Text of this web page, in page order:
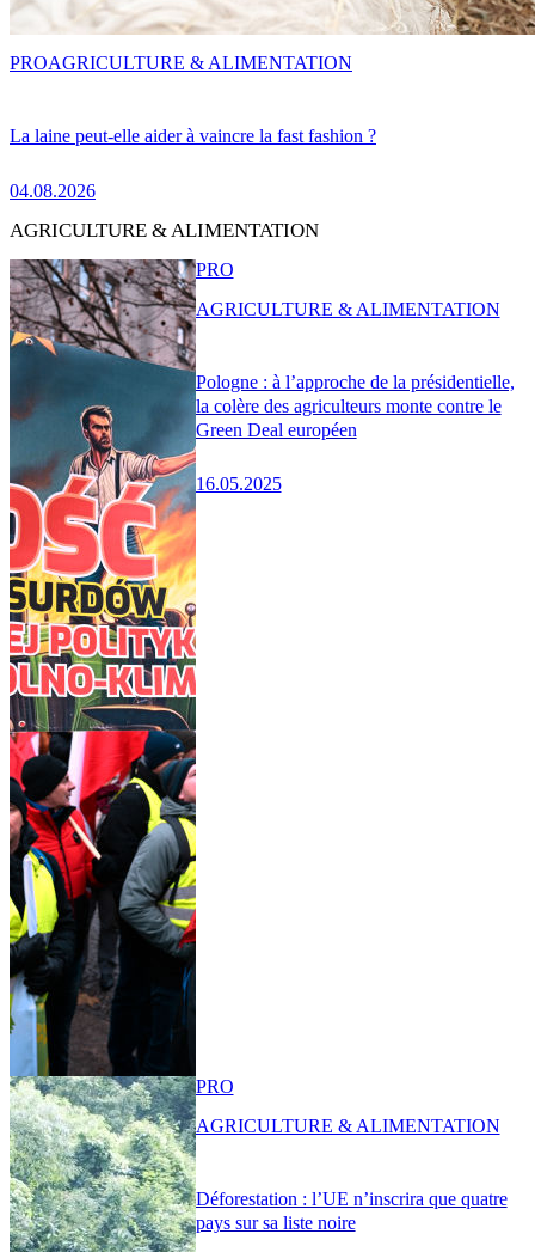
La laine peut-elle aider à vaincre la fast fashion ?
04.08.2026
PROAGRICULTURE & ALIMENTATION
AGRICULTURE & ALIMENTATION
Pologne : à l’approche de la présidentielle,
la colère des agriculteurs monte contre le
Green Deal européen
16.05.2025
PRO
AGRICULTURE & ALIMENTATION
Déforestation : l’UE n’inscrira que quatre
pays sur sa liste noire
PRO
AGRICULTURE & ALIMENTATION